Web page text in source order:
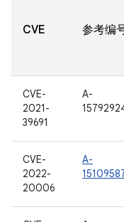
CVE 参考编
CVE-
2021-
39691
A-
CVE-
2022-
20006
A-